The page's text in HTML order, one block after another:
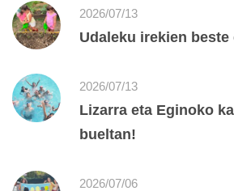
2026/07/13
Udaleku irekien beste
2026/07/13
Lizarra eta Eginoko
bueltan!
2026/07/06